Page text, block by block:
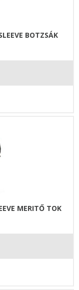
BOTZSÁK
MERITŐ TOK